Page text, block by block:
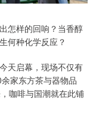
怎样的回响？当香醇
何种化学反应？
天启幕，现场不仅有
家东方茶与器物品
咖啡与国潮就在此铺